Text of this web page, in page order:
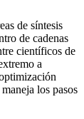
de síntesis
de cadenas
científicos de
a
los pasos